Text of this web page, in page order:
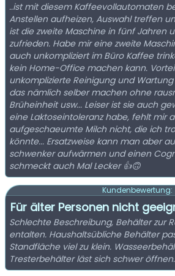
..ist mit diesem Kaffeevollautomaten
Anstellen aufheizen, Auswahl treffen
ist die zweite Maschine in fünf Jahren
zufrieden. Habe mir eine zweite
auch unkompliziert im Büro Kaffee
kein Home-Office machen kann.
unkomplizierte Reinigung und
das nämlich selber machen ohne
Brüheinheit usw... Leiser ist sie auch
eine Laktoseintoleranz habe, fehlt mir
aufgeschaeumte Milch nicht, die ich
könnte... Ersatzweise kann man aber
schwenker aufwärmen und einen
schmeckt auch Mal Lecker 👍🙃
Kundenbewertung:
Für älter Personen nicht
Schlechte Beschreibung, Behälter zur
entalten. Haushaltsübliche Behälter
Standfläche viel zu klein.
Tresterbehälter läst sich schwer öffnen.